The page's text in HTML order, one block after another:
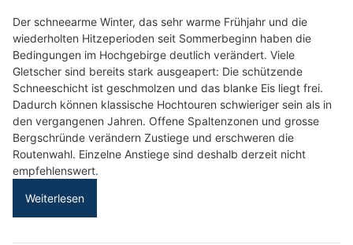
Der schneearme Winter, das sehr warme Frühjahr und die
wiederholten Hitzeperioden seit Sommerbeginn haben die
Bedingungen im Hochgebirge deutlich verändert. Viele
Gletscher sind bereits stark ausgeapert: Die schützende
Schneeschicht ist geschmolzen und das blanke Eis liegt frei.
Dadurch können klassische Hochtouren schwieriger sein als in
den vergangenen Jahren. Offene Spaltenzonen und grosse
Bergschründe verändern Zustiege und erschweren die
Routenwahl. Einzelne Anstiege sind deshalb derzeit nicht
empfehlenswert.
Weiterlesen